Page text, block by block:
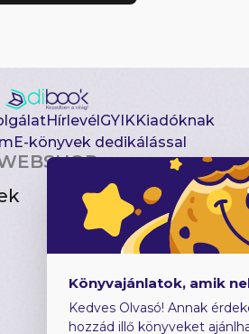
HírlevélGYIKKiadóknak
E-könyvek dedikálással
Csomagajánlatok
Akciósak
Előjegyezhetők
Újdonságok
Gyerekkönyvek
Heti toplista
Ajándékutalvány
Blog
Könyvajánlatok, amik
Kedves Olvasó! Annak
hozzád illő könyveket